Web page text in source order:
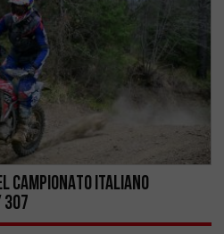
CAMPIONATO ITALIANO
307